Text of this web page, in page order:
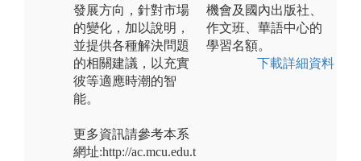
發展方向，針對市場
的變化，加以說明，
並提供各種解決問題
的相關建議，以充實
彼等適應時潮的智
能。
更多資訊請參考本系
網址:http://ac.mcu.edu.t
機會及國內出版社、
作文班、華語中心的
學習名額。
下載詳細資料